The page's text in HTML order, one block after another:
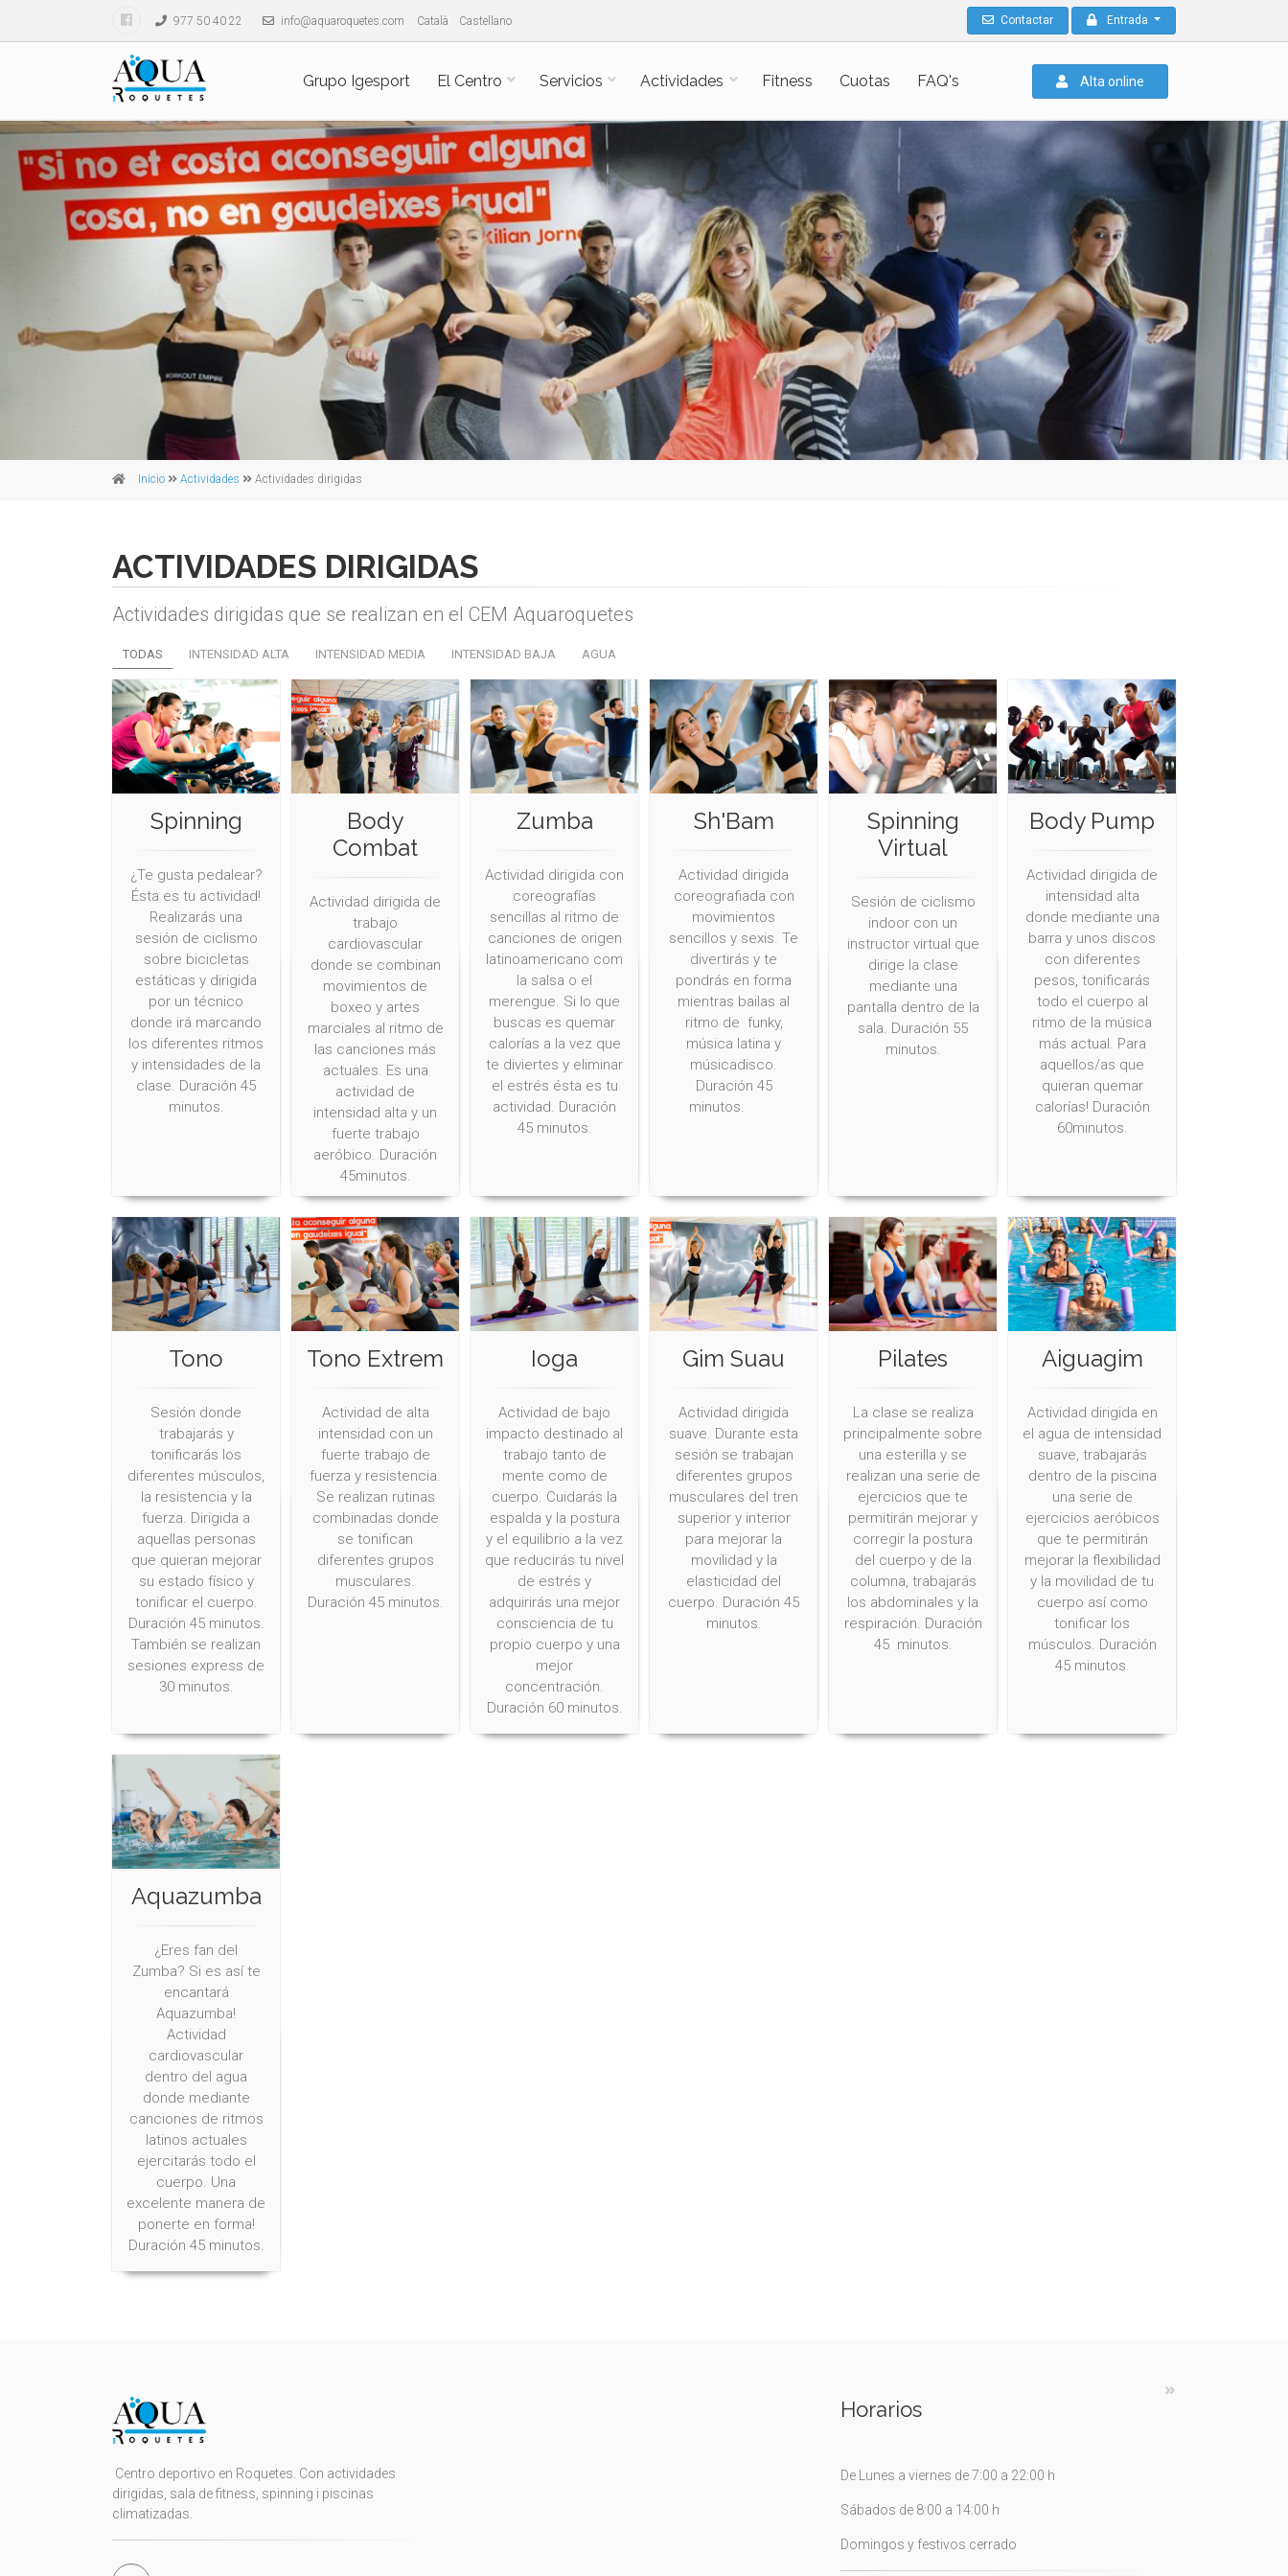
977 50 40 22 info@aquaroquetes.com Català Castellano Contactar Entrada
Grupo Igesport El Centro Servicios Actividades Fitness Cuotas FAQ's Alta online
Inicio Actividades Actividades dirigidas
ACTIVIDADES DIRIGIDAS
Actividades dirigidas que se realizan en el CEM Aquaroquetes
TODAS INTENSIDAD ALTA INTENSIDAD MEDIA INTENSIDAD BAJA AGUA
Spinning
¿Te gusta pedalear?
Ésta es tu actividad!
Realizarás una
sesión de ciclismo
sobre bicicletas
estáticas y dirigida
por un técnico
donde irá marcando
los diferentes ritmos
y intensidades de la
clase. Duración 45
minutos.
Body
Combat
Actividad dirigida de
trabajo
cardiovascular
donde se combinan
movimientos de
boxeo y artes
marciales al ritmo de
las canciones más
actuales. Es una
actividad de
intensidad alta y un
fuerte trabajo
aeróbico. Duración
45minutos.
Zumba
Actividad dirigida con
coreografías
sencillas al ritmo de
canciones de origen
latinoamericano com
la salsa o el
merengue. Si lo que
buscas es quemar
calorías a la vez que
te diviertes y eliminar
el estrés ésta es tu
actividad. Duración
45 minutos.
Sh'Bam
Actividad dirigida
coreografiada con
movimientos
sencillos y sexis. Te
divertirás y te
pondrás en forma
mientras bailas al
ritmo de funky,
música latina y
músicadisco.
Duración 45
minutos.
Spinning
Virtual
Sesión de ciclismo
indoor con un
instructor virtual que
dirige la clase
mediante una
pantalla dentro de la
sala. Duración 55
minutos.
Body Pump
Actividad dirigida de
intensidad alta
donde mediante una
barra y unos discos
con diferentes
pesos, tonificarás
todo el cuerpo al
ritmo de la música
más actual. Para
aquellos/as que
quieran quemar
calorías! Duración
60minutos.
Tono
Sesión donde
trabajarás y
tonificarás los
diferentes músculos,
la resistencia y la
fuerza. Dirigida a
aquellas personas
que quieran mejorar
su estado físico y
tonificar el cuerpo.
Duración 45 minutos.
También se realizan
sesiones express de
30 minutos.
Tono Extrem
Actividad de alta
intensidad con un
fuerte trabajo de
fuerza y resistencia.
Se realizan rutinas
combinadas donde
se tonifican
diferentes grupos
musculares.
Duración 45 minutos.
Ioga
Actividad de bajo
impacto destinado al
trabajo tanto de
mente como de
cuerpo. Cuidarás la
espalda y la postura
y el equilibrio a la vez
que reducirás tu nivel
de estrés y
adquirirás una mejor
consciencia de tu
propio cuerpo y una
mejor
concentración.
Duración 60 minutos.
Gim Suau
Actividad dirigida
suave. Durante esta
sesión se trabajan
diferentes grupos
musculares del tren
superior y interior
para mejorar la
movilidad y la
elasticidad del
cuerpo. Duración 45
minutos.
Pilates
La clase se realiza
principalmente sobre
una esterilla y se
realizan una serie de
ejercicios que te
permitirán mejorar y
corregir la postura
del cuerpo y de la
columna, trabajarás
los abdominales y la
respiración. Duración
45 minutos.
Aiguagim
Actividad dirigida en
el agua de intensidad
suave, trabajarás
dentro de la piscina
una serie de
ejercicios aeróbicos
que te permitirán
mejorar la flexibilidad
y la movilidad de tu
cuerpo así como
tonificar los
músculos. Duración
45 minutos.
Aquazumba
¿Eres fan del
Zumba? Si es así te
encantará
Aquazumba!
Actividad
cardiovascular
dentro del agua
donde mediante
canciones de ritmos
latinos actuales
ejercitarás todo el
cuerpo. Una
excelente manera de
ponerte en forma!
Duración 45 minutos.
Centro deportivo en Roquetes. Con actividades
dirigidas, sala de fitness, spinning i piscinas
climatizadas.
Horarios
De Lunes a viernes de 7:00 a 22:00 h
Sábados de 8:00 a 14:00 h
Domingos y festivos cerrado